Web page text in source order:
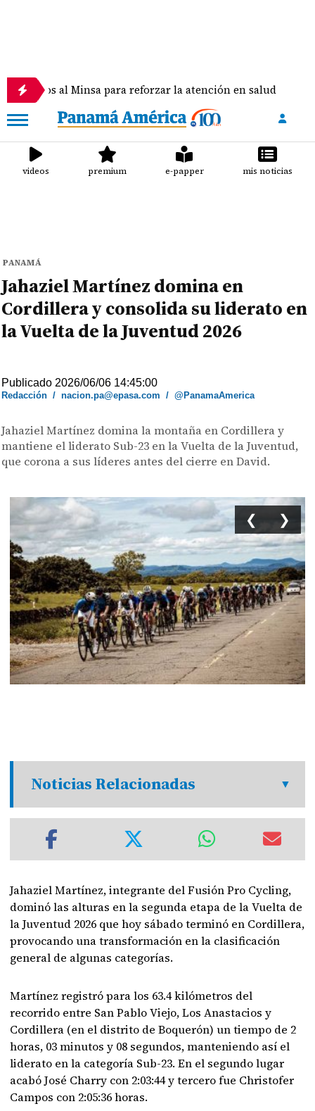
al Minsa para reforzar la atención en salud
videos premium e-papper mis noticias
PANAMÁ
Jahaziel Martínez domina en
Cordillera y consolida su liderato en
la Vuelta de la Juventud 2026
Publicado 2026/06/06 14:45:00
Redacción /nacion.pa@epasa.com /@PanamaAmerica
Jahaziel Martínez domina la montaña en Cordillera y
mantiene el liderato Sub-23 en la Vuelta de la Juventud,
que corona a sus líderes antes del cierre en David.
❮ ❯
Noticias Relacionadas
Jahaziel Martínez, integrante del Fusión Pro Cycling,
dominó las alturas en la segunda etapa de la Vuelta de
la Juventud 2026 que hoy sábado terminó en Cordillera,
provocando una transformación en la clasificación
general de algunas categorías.
Martínez registró para los 63.4 kilómetros del
recorrido entre San Pablo Viejo, Los Anastacios y
Cordillera (en el distrito de Boquerón) un tiempo de 2
horas, 03 minutos y 08 segundos, manteniendo así el
liderato en la categoría Sub-23. En el segundo lugar
acabó José Charry con 2:03:44 y tercero fue Christofer
Campos con 2:05:36 horas.